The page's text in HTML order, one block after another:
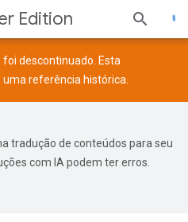
Edition
foi descontinuado. Esta
referência histórica.
tradução de conteúdos para seu
com IA podem ter erros.